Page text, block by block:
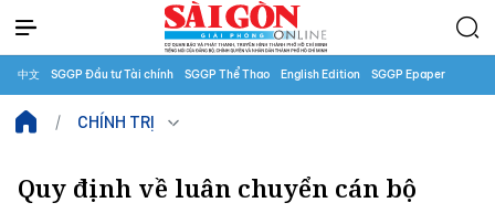
中文 SGGP Đầu tư Tài chính SGGP Thể Thao English Edition SGGP Epaper
CHÍNH TRỊ
Quy định về luân chuyển cán bộ